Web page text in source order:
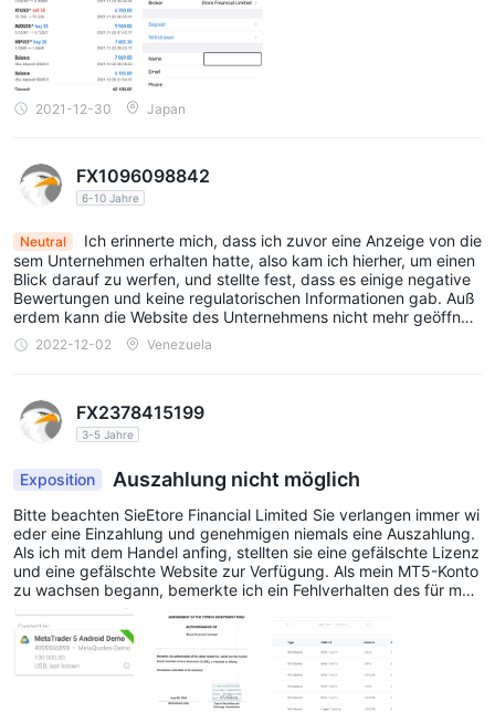
2021-12-30 Japan
FX1096098842
6-10 Jahre
Neutral
Ich erinnerte mich, dass ich zuvor eine Anzeige von die
sem Unternehmen erhalten hatte, also kam ich hierher, um einen
Blick darauf zu werfen, und stellte fest, dass es einige negative
Bewertungen und keine regulatorischen Informationen gab. Auß
erdem kann die Website des Unternehmens nicht mehr geöffnet
werden. Ist er schon mit Geld durchgebrannt?
2022-12-02 Venezuela
FX2378415199
3-5 Jahre
Exposition Auszahlung nicht möglich
Bitte beachten SieEtore Financial Limited Sie verlangen immer wi
eder eine Einzahlung und genehmigen niemals eine Auszahlung.
Als ich mit dem Handel anfing, stellten sie eine gefälschte Lizenz
und eine gefälschte Website zur Verfügung. Als mein MT5-Konto
zu wachsen begann, bemerkte ich ein Fehlverhalten des für mei
n Konto zuständigen Administrators, was zu einem großen Verlus
t führte. Ich bat darum, den Restbetrag abzuheben, und er lehnt
e ab. Ich habe eine E-Mail an den Kundendienst gesendet, aber
die E-Mail ist ungültig, daher gibt es keinen Kundendienst. Sie ar
beiten auf MT5 alsEtore FINANZ LIVE. Arbeiten Sie nicht mit ihne
n zusammen, es sei denn, Sie möchten Ihr Geld verlieren. Anbei